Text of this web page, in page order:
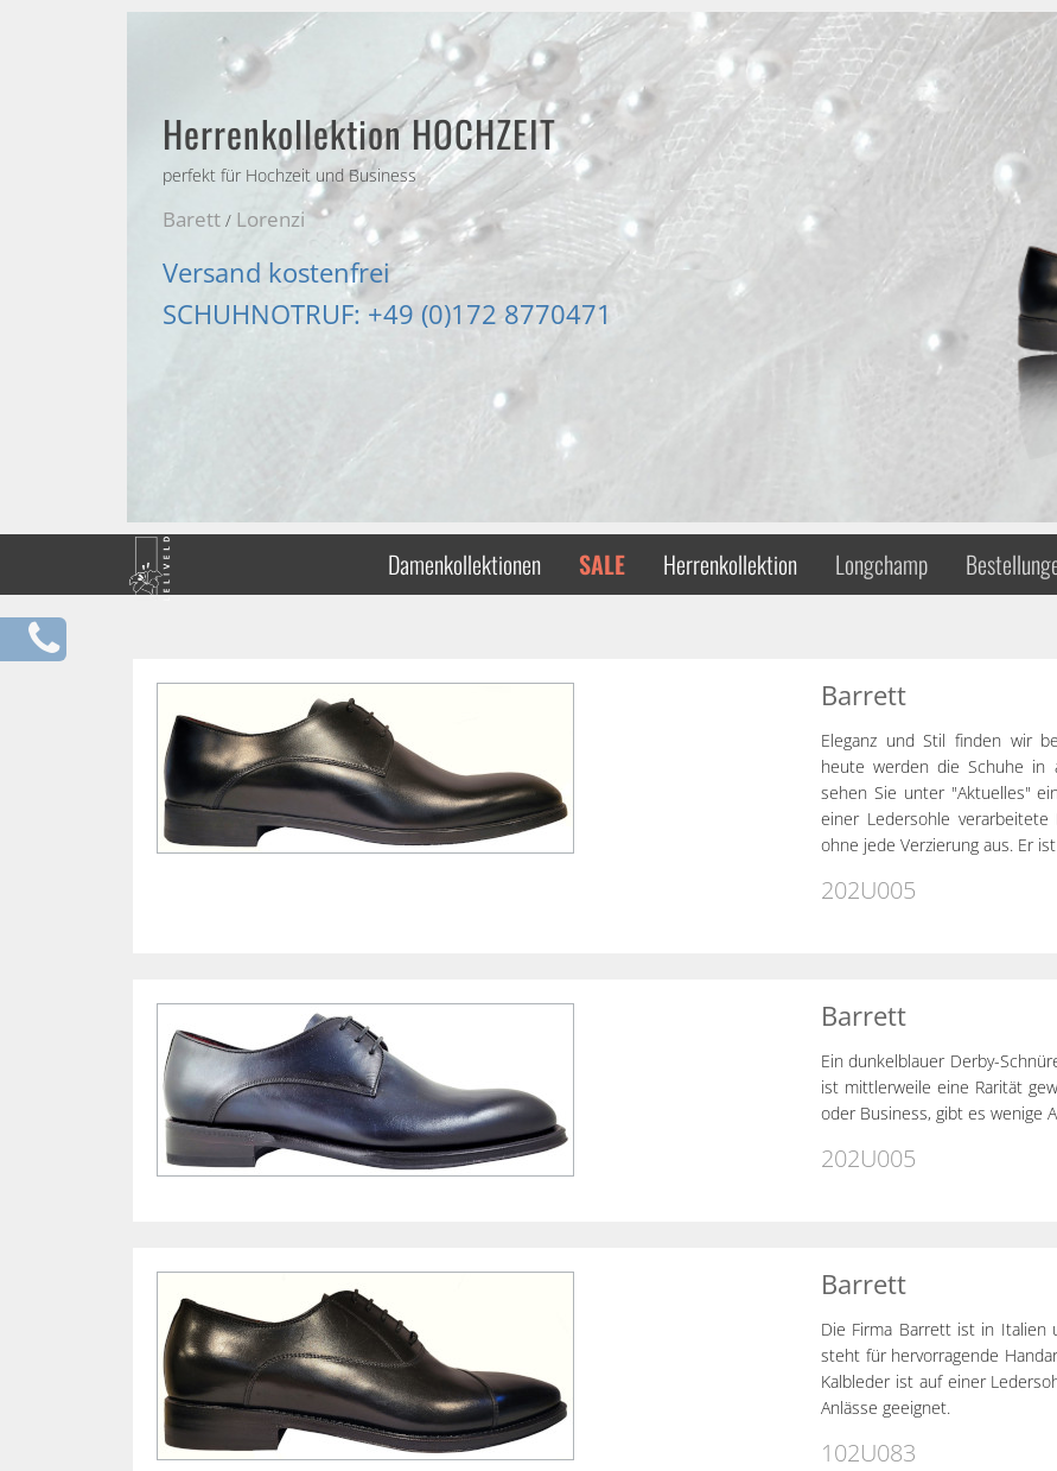
Herrenkollektion HOCHZEIT
perfekt für Hochzeit und Business
Barett / Lorenzi
Versand kostenfrei
SCHUHNOTRUF: +49 (0)172 8770471
Damenkollektionen SALE Herrenkollektion Longchamp
Barrett
Eleganz und Stil finden wir
heute werden die Schuhe in
sehen Sie unter "Aktuelles"
einer Ledersohle
ohne jede Verzierung aus. Er
202U005
Barrett
Ein dunkelblauer Derby-
ist mittlerweile eine Rarität
oder Business, gibt es wenige
202U005
Barrett
Die Firma Barrett ist in Italien
steht für hervorragende
Kalbleder ist auf einer
Anlässe geeignet.
102U083